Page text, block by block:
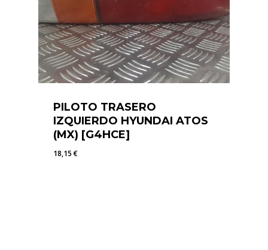
PILOTO TRASERO
IZQUIERDO HYUNDAI ATOS
(MX) [G4HCE]
18,15€